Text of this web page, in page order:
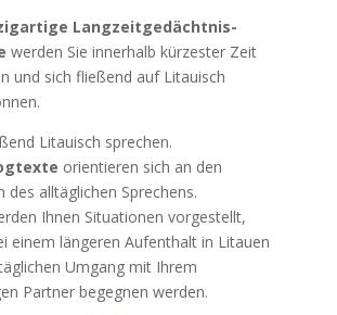
Langzeitgedächtnis-
werden Sie innerhalb kürzester Zeit
und sich fließend auf Litauisch
Litauisch sprechen.
orientieren sich an den
des alltäglichen Sprechens.
Ihnen Situationen vorgestellt,
einem längeren Aufenthalt in Litauen
Umgang mit Ihrem
Partner begegnen werden.